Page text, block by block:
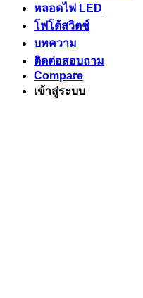
หลอดไฟ LED
โฟโต้สวิตช์
บทความ
ติดต่อสอบถาม
Compare
เข้าสู่ระบบ